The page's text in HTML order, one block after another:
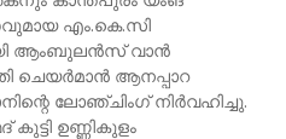
എം.കെ.സി
ആംബുലൻസ് വാൻ
ചെയർമാൻ ആനപ്പാറ
ലോഞ്ചിംഗ് നിർവഹിച്ചു.
ഉണ്ണികുളം